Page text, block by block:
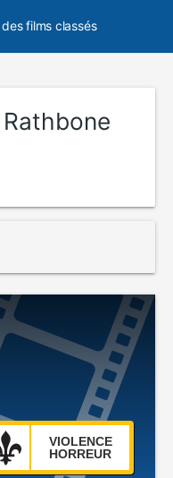
films classés
VIOLENCE
HORREUR